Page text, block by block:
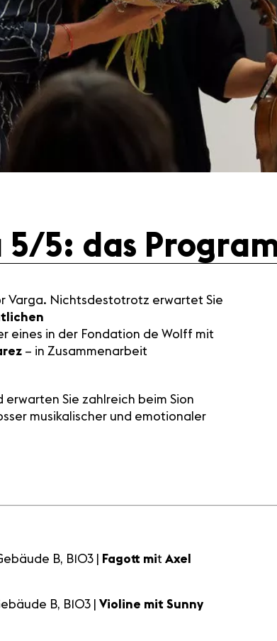
5: das
Varga. Nichtsdestotrotz erwartet Sie
eines in der Fondation de Wolff mit
– in Zusammenarbeit
erwarten Sie zahlreich beim Sion
musikalischer und emotionaler
B, B103 | Fagott mit Axel
B, B103 | Violine mit Sunny